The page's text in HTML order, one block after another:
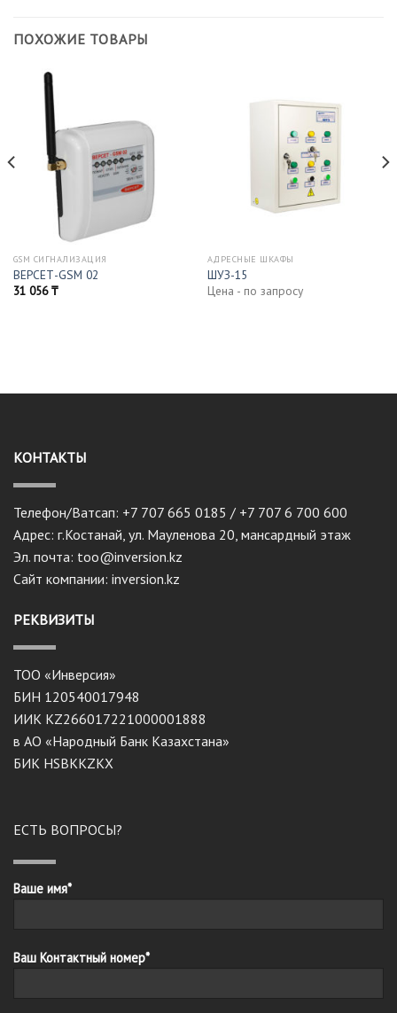
ПОХОЖИЕ ТОВАРЫ
GSM СИГНАЛИЗАЦИЯ
ВЕРСЕТ-GSM 02
31 056₸
АДРЕСНЫЕ ШКАФЫ
ШУЗ-15
Цена - по запросу
КОНТАКТЫ
Телефон/Ватсап: +7 707 665 0185 / +7 707 6 700 600
Адрес: г.Костанай, ул. Мауленова 20, мансардный этаж
Эл. почта: too@inversion.kz
Сайт компании: inversion.kz
РЕКВИЗИТЫ
ТОО «Инверсия»
БИН 120540017948
ИИК KZ266017221000001888
в АО «Народный Банк Казахстана»
БИК HSBKKZKX
ЕСТЬ ВОПРОСЫ?
Ваше имя*
Ваш Контактный номер*